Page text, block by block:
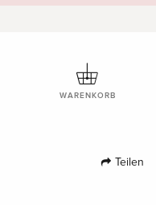
WARENKORB
Teilen